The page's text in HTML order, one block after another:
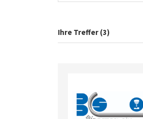
Ihre Treffer (3)